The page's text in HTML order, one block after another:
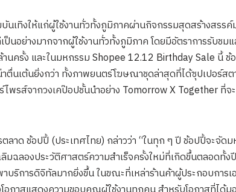
เทิงให้แก่ผู้ใช้งานทั่วทั้งภูมิภาคผ่านกิจกรรมสุดสร้างสรร
นอย่างมากจากผู้ใช้งานทั่วทั้งภูมิภาค โดยมีอัตราการรับ
นครั้ง และในมหกรรม Shopee 12.12 Birthday Sale นี้
เต้นยิ่งกว่า ทั้งภาพยนตร์โฆษณาชุดล่าสุดที่ได้ซุปเปอร์สตา
ไพรส์จากวงเคป๊อปชั้นนำอย่าง Tomorrow X Together
ลาด ช้อปปี้ (ประเทศไทย) กล่าวว่า “ในทุก ๆ ปี ช้อปปี้จะจั
ฉลองประวัติศาสตร์ความสำเร็จครั้งใหม่ที่เกิดขึ้นตลอดทั้
บริการดิจิทัลมากยิ่งขึ้น ในขณะที่เหล่าร้านค้าผู้ประกอบการ